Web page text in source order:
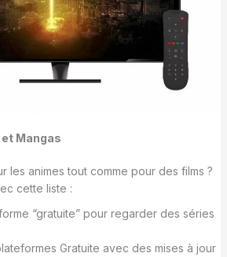
Mangas
les animes tout comme pour des films ?
cette liste :
“gratuite” pour regarder des séries
Gratuite avec des mises à jour